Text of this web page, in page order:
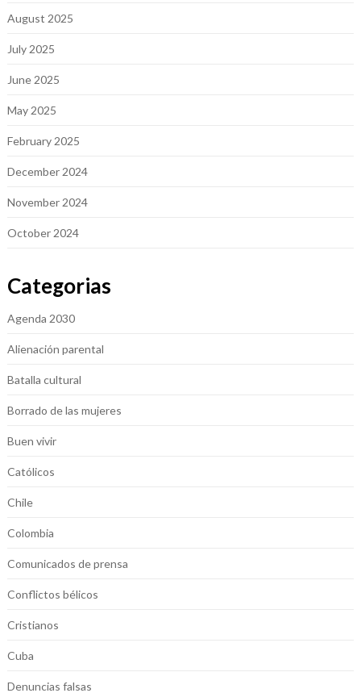
August 2025
July 2025
June 2025
May 2025
February 2025
December 2024
November 2024
October 2024
Categorias
Agenda 2030
Alienación parental
Batalla cultural
Borrado de las mujeres
Buen vivir
Católicos
Chile
Colombia
Comunicados de prensa
Conflictos bélicos
Cristianos
Cuba
Denuncias falsas